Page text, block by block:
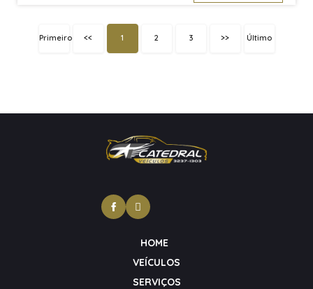
Primeiro << 1 2 3 >> Último
HOME
VEÍCULOS
SERVIÇOS